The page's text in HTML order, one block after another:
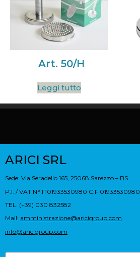
Art. 50/H
Leggi tutto
ARICI SRL
Sede: Via Seradello 165, 25068 Sarezzo – BS
P.I. / VAT N° IT01933530980 C.F 01933530980
TEL. (+39) 030 832582
Mail: amministrazione@aricigroup.com
info@aricigroup.com